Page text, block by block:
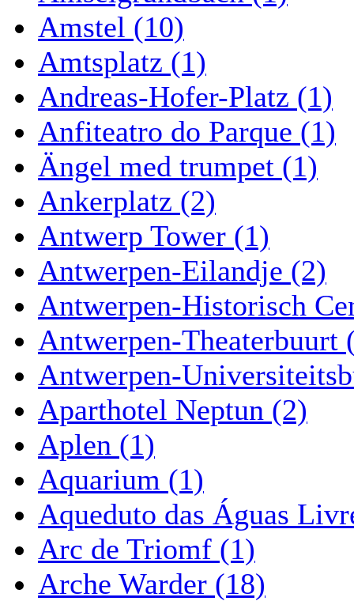
Amstel (10)
Amtsplatz (1)
Andreas-Hofer-Platz (1)
Anfiteatro do Parque (1)
Ängel med trumpet (1)
Ankerplatz (2)
Antwerp Tower (1)
Antwerpen-Eilandje (2)
Antwerpen-Historisch
Antwerpen-Theaterbuurt
Antwerpen-
Aparthotel Neptun (2)
Aplen (1)
Aquarium (1)
Aqueduto das Águas
Arc de Triomf (1)
Arche Warder (18)